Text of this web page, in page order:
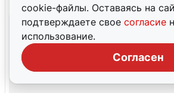
cookie-файлы. Оставаясь на
подтверждаете свое согласие
использование.
Согласен